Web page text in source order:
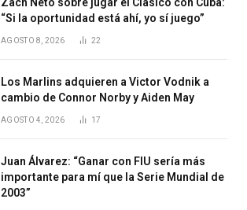
Zach Neto sobre jugar el Clásico con Cuba:
“Si la oportunidad está ahí, yo sí juego”
AGOSTO 8, 2026 22
Los Marlins adquieren a Victor Vodnik a
cambio de Connor Norby y Aiden May
AGOSTO 4, 2026 17
Juan Álvarez: “Ganar con FIU sería más
importante para mí que la Serie Mundial de
2003”